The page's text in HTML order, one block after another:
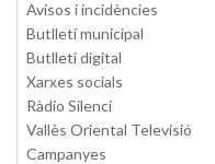
Avisos i incidències
Butlletí municipal
Butlletí digital
Xarxes socials
Ràdio Silenci
Vallès Oriental Televisió
Campanyes